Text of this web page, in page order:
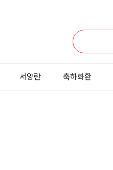
서양란 축하화환